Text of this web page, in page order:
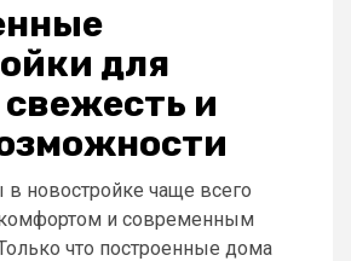
для
и
новостройке чаще всего
комфортом и современным
что построенные дома